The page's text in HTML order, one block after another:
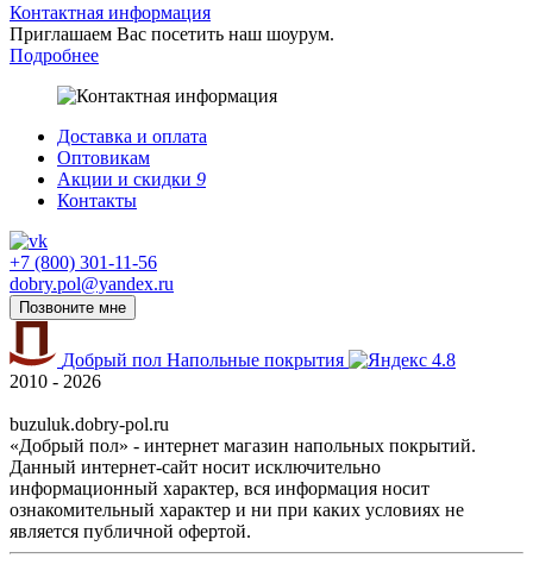
Контактная информация
Приглашаем Вас посетить наш шоурум.
Подробнее
Доставка и оплата
Оптовикам
Акции и скидки 9
Контакты
+7 (800) 301-11-56
dobry.pol@yandex.ru
Позвоните мне
Добрый пол Напольные покрытия
4.8
2010 - 2026
buzuluk.dobry-pol.ru
«Добрый пол» - интернет магазин напольных покрытий.
Данный интернет-сайт носит исключительно
информационный характер, вся информация носит
ознакомительный характер и ни при каких условиях не
является публичной офертой.